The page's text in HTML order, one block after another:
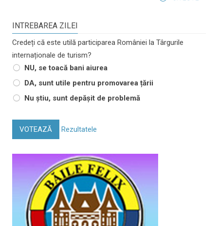
INTREBAREA ZILEI
Credeți că este utilă participarea României la Târgurile
internaționale de turism?
NU, se toacă bani aiurea
DA, sunt utile pentru promovarea țării
Nu știu, sunt depășit de problemă
VOTEAZĂ Rezultatele